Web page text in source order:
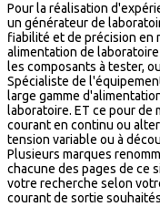
Pour la réalisation
un générateur de
fiabilité et de précision en
alimentation de
les composants à tester,
Spécialiste de
large gamme
laboratoire. ET ce pour
courant en continu ou
tension variable ou à
Plusieurs marques
chacune des pages de ce
votre recherche selon
courant de sortie